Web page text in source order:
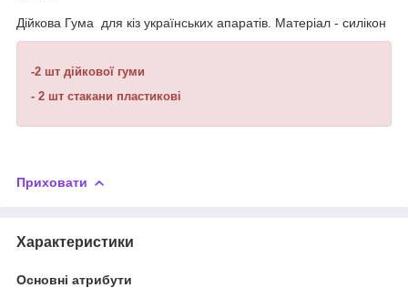
Дійкова Гума для кіз українських апаратів. Матеріал - силікон
-2 шт дійкової гуми
- 2 шт стакани пластикові
Приховати
Характеристики
Основні атрибути